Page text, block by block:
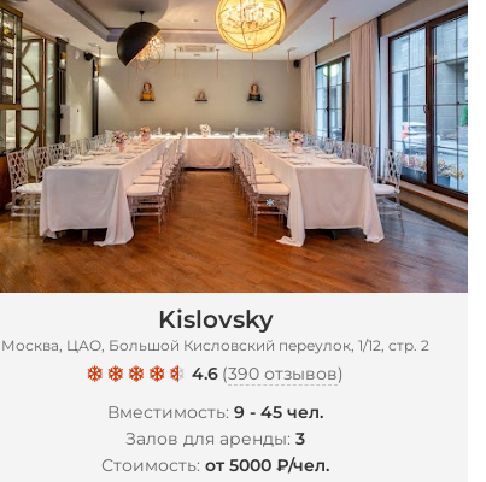
Kislovsky
Москва, ЦАО, Большой Кисловский переулок, 1/12, стр. 2
4.6 (390 отзывов)
Вместимость:9 - 45 чел.
Залов для аренды:3
Стоимость:от 5000 ₽/чел.
*